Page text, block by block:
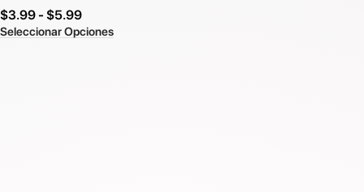
$3.99 - $5.99
Seleccionar Opciones